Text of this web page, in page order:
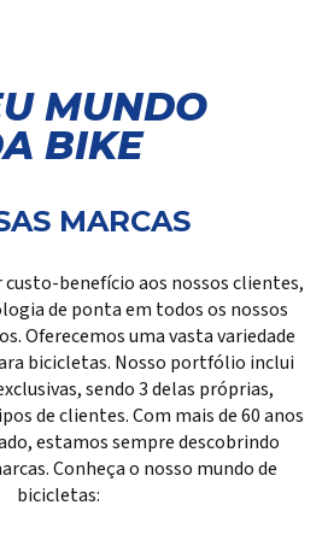
é formado por
compartilham o sonho
NO GRUPO ISAPA
para acessar suas
exclusivas.
MUNDO
BIKE
MARCAS
benefício aos nossos clientes,
de ponta em todos os nossos
Oferecemos uma vasta variedade
bicicletas. Nosso portfólio inclui
sendo 3 delas próprias,
de clientes. Com mais de 60 anos
estamos sempre descobrindo
Conheça o nosso mundo de
bicicletas: